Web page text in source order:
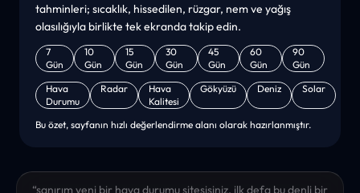
tahminleri; sıcaklık, hissedilen, rüzgar, nem ve yağış
olasılığıyla birlikte tek ekranda takip edin.
7
Gün
10
Gün
15
Gün
30
Gün
45
Gün
60
Gün
90
Gün
Hava
Durumu
Radar
Hava
Kalitesi
Gökyüzü Deniz Solar
Bu özet, sayfanın hızlı değerlendirme alanı olarak hazırlanmıştır.